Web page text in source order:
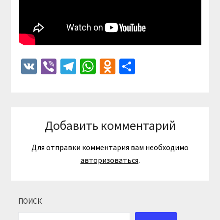
VKViberTelegram
WhatsApp
Odnoklassniki
Отправить
Добавить комментарий
Для отправки комментария вам необходимо
авторизоваться.
ПОИСК